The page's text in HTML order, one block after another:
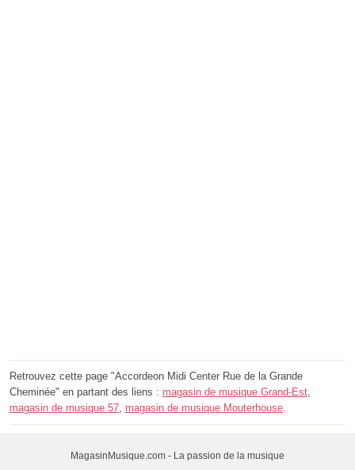
Retrouvez cette page "Accordeon Midi Center Rue de la Grande
Cheminée" en partant des liens : magasin de musique Grand-Est
magasin de musique 57 magasin de musique Mouterhouse
MagasinMusique.com - La passion de la musique